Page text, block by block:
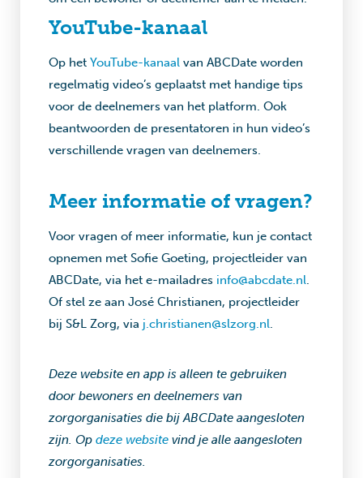
YouTube-kanaal
Op het YouTube-kanaal van ABCDate worden
regelmatig video’s geplaatst met handige tips
voor de deelnemers van het platform. Ook
beantwoorden de presentatoren in hun video’s
verschillende vragen van deelnemers.
Meer informatie of vragen?
Voor vragen of meer informatie, kun je contact
opnemen met Sofie Goeting, projectleider van
ABCDate, via het e-mailadres info@abcdate.nl.
Of stel ze aan José Christianen, projectleider
bij S&L Zorg, via j.christianen@slzorg.nl.
Deze website en app is alleen te gebruiken
door bewoners en deelnemers van
zorgorganisaties die bij ABCDate aangesloten
zijn. Op deze website vind je alle aangesloten
zorgorganisaties.